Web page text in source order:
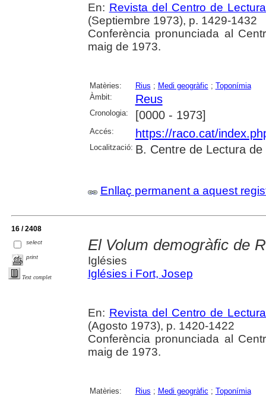
En: Revista del Centro de
(Septiembre 1973), p. 1429-1432
Conferència pronunciada al
maig de 1973.
Matèries: Rius ; Medi geogràfic ; Toponímia
Àmbit:
Reus
Cronologia: [0000 - 1973]
Accés: https://raco.cat/
Localització: B. Centre de Lectura de
Enllaç permanent a aquest
16 / 2408
select
print
Text complet
El Volum demogràfic de
Iglésies
Iglésies i Fort, Josep
En: Revista del Centro de
(Agosto 1973), p. 1420-1422
Conferència pronunciada al
maig de 1973.
Matèries: Rius ; Medi geogràfic ; Toponímia